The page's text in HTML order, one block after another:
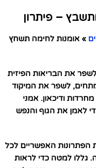
– פיתרון
» אומנות לחימה תשחץ
את הבריאות הפיזית
לשפר את המיקוד
ודיכאון. אמני
לאמן את הגוף והנפש
הפתרונות האפשריים לכל
גללו למטה כדי לראות